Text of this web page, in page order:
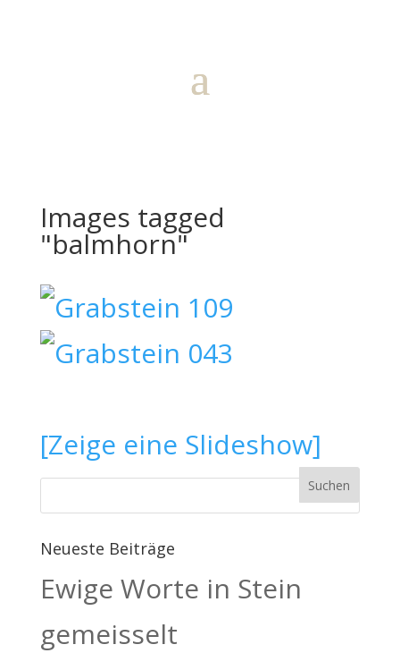
Images tagged
"balmhorn"
[Zeige eine Slideshow]
Neueste Beiträge
Ewige Worte in Stein
gemeisselt